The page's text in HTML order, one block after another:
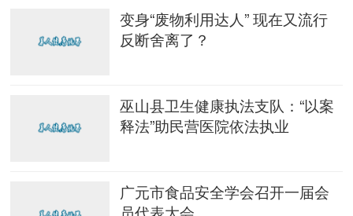
变身“废物利用达人” 现在又流行
反断舍离了？
巫山县卫生健康执法支队：“以案
释法”助民营医院依法执业
广元市食品安全学会召开一届会